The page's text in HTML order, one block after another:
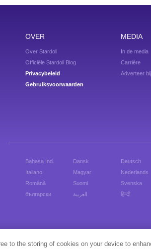
OVER
Over Stardoll
Officiële Stardoll Blog
Privacybeleid
Gebruiksvoorwaarden
MEDIA
In de media
Carrière
Adverteer
Bahasa Ind. Dansk Deutsch
Italiano
Magyar Nederlands
Română
Suomi Svenska
български
العربية हिन्दी
Speel verkleedgames
to the storing of cookies on your device to